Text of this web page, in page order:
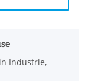
Industrie,